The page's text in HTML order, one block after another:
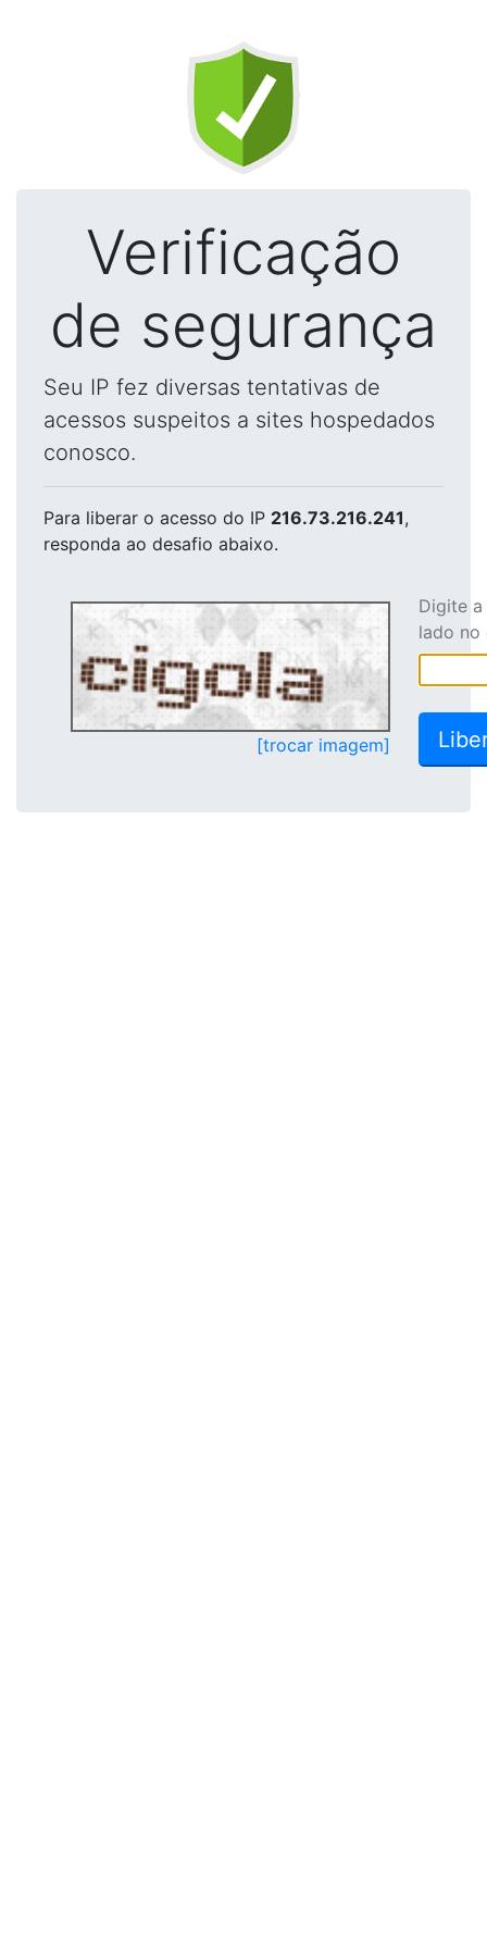
Verificação
de segurança
Seu IP fez diversas tentativas de
acessos suspeitos a sites hospedados
conosco.
Para liberar o acesso do IP 216.73.216.241,
responda ao desafio abaixo.
[trocar imagem]
Digite
lado no